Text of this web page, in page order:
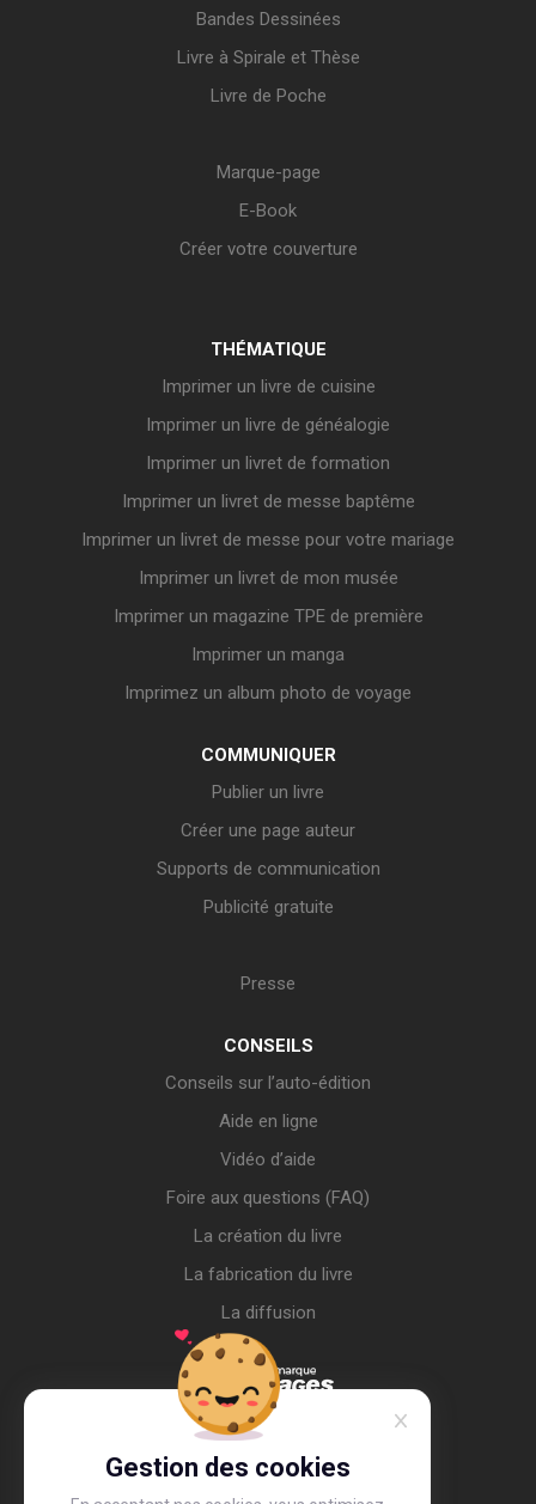
Gestion des cookies
Bandes Dessinées
Livre à Spirale et Thèse
Livre de Poche
Marque-page
E-Book
Créer votre couverture
THÉMATIQUE
Imprimer un livre de cuisine
Imprimer un livre de généalogie
Imprimer un livret de formation
Imprimer un livret de messe baptême
Imprimer un livret de messe pour votre mariage
Imprimer un livret de mon musée
Imprimer un magazine TPE de première
Imprimer un manga
Imprimez un album photo de voyage
COMMUNIQUER
Publier un livre
Créer une page auteur
Supports de communication
Publicité gratuite
Presse
CONSEILS
Conseils sur l’auto-édition
Aide en ligne
Vidéo d’aide
Foire aux questions (FAQ)
La création du livre
La fabrication du livre
La diffusion